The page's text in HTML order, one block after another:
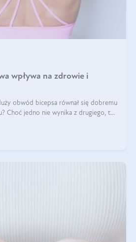
wpływa na zdrowie i
obwód bicepsa równał się dobremu
Choć jedno nie wynika z drugiego, to